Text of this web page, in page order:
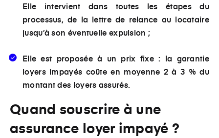
Elle intervient dans toutes les étapes du
processus, de la lettre de relance au locataire
jusqu’à son éventuelle expulsion ;
Elle est proposée à un prix fixe : la garantie
loyers impayés coûte en moyenne 2 à 3 % du
montant des loyers assurés.
Quand souscrire à une
assurance loyer impayé ?